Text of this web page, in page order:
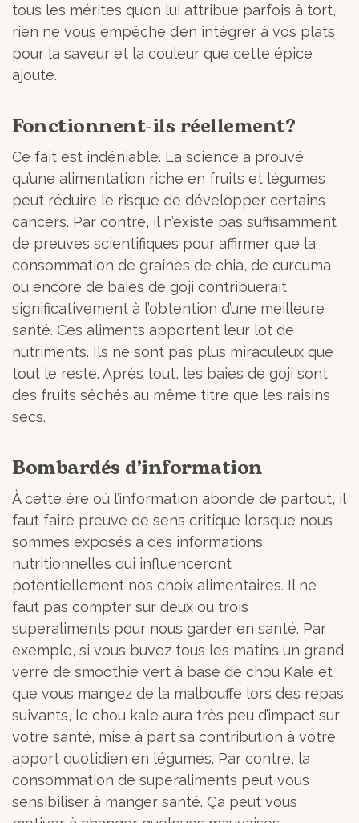
tous les mérites qu’on lui attribue parfois à tort,
rien ne vous empêche d’en intégrer à vos plats
pour la saveur et la couleur que cette épice
ajoute.
Fonctionnent-ils réellement?
Ce fait est indéniable. La science a prouvé
qu’une alimentation riche en fruits et légumes
peut réduire le risque de développer certains
cancers. Par contre, il n’existe pas suffisamment
de preuves scientifiques pour affirmer que la
consommation de graines de chia, de curcuma
ou encore de baies de goji contribuerait
significativement à l’obtention d’une meilleure
santé. Ces aliments apportent leur lot de
nutriments. Ils ne sont pas plus miraculeux que
tout le reste. Après tout, les baies de goji sont
des fruits séchés au même titre que les raisins
secs.
Bombardés d’information
À cette ère où l’information abonde de partout, il
faut faire preuve de sens critique lorsque nous
sommes exposés à des informations
nutritionnelles qui influenceront
potentiellement nos choix alimentaires. Il ne
faut pas compter sur deux ou trois
superaliments pour nous garder en santé. Par
exemple, si vous buvez tous les matins un grand
verre de smoothie vert à base de chou Kale et
que vous mangez de la malbouffe lors des repas
suivants, le chou kale aura très peu d’impact sur
votre santé, mise à part sa contribution à votre
apport quotidien en légumes. Par contre, la
consommation de superaliments peut vous
sensibiliser à manger santé. Ça peut vous